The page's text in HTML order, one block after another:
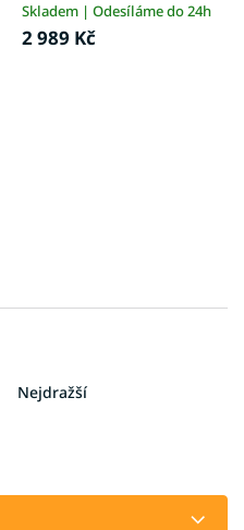
Skladem | Odesíláme do 24h
2 989 Kč
Nejdražší